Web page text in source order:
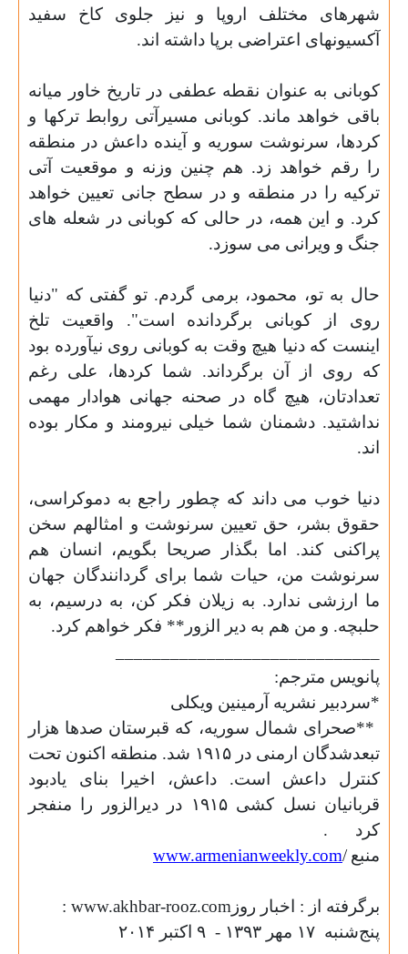
شهرهای مختلف اروپا و نیز جلوی کاخ سفید
آکسیونهای اعتراضی برپا داشته اند.
کوبانی به عنوان نقطه عطفی در تاریخ خاور میانه
باقی خواهد ماند. کوبانی مسیرآتی روابط ترکها و
کردها، سرنوشت سوریه و آینده داعش در منطقه
را رقم خواهد زد. هم چنین وزنه و موقعیت آتی
ترکیه را در منطقه و در سطح جانی تعیین خواهد
کرد. و این همه، در حالی که کوبانی در شعله های
جنگ و ویرانی می سوزد.
حال به تو، محمود، برمی گردم. تو گفتی که "دنیا
روی از کوبانی برگردانده است". واقعیت تلخ
اینست که دنیا هیچ وقت به کوبانی روی نیآورده بود
که روی از آن برگرداند. شما کردها، علی رغم
تعدادتان، هیچ گاه در صحنه جهانی هوادار مهمی
نداشتید. دشمنان شما خیلی نیرومند و مکار بوده
اند.
دنیا خوب می داند که چطور راجع به دموکراسی،
حقوق بشر، حق تعیین سرنوشت و امثالهم سخن
پراکنی کند. اما بگذار صریحا بگویم، انسان هم
سرنوشت من، حیات شما برای گردانندگان جهان
ما ارزشی ندارد. به زیلان فکر کن، به درسیم، به
حلبچه. و من هم به دیر الزور** فکر خواهم کرد.
پانویس مترجم:
*سردبیر نشریه آرمینین ویکلی
**صحرای شمال سوریه، که قبرستان صدها هزار
تبعدشدگان ارمنی در ۱۹۱۵ شد. منطقه اکنون تحت
کنترل داعش است. داعش، اخیرا بنای یادبود
قربانیان نسل کشی ۱۹۱۵ در دیرالزور را منفجر
کرد
.
منبع www.armenianweekly.com/
برگرفته از : اخبار روز : www.akhbar-rooz.com
پنج‌شنبه ۱۷ مهر ۱٣۹٣ - ۹ اکتبر ۲۰۱۴